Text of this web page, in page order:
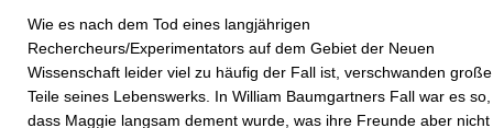
Wie es nach dem Tod eines langjährigen
Rechercheurs/Experimentators auf dem Gebiet der Neuen
Wissenschaft leider viel zu häufig der Fall ist, verschwanden große
Teile seines Lebenswerks. In William Baumgartners Fall war es so,
dass Maggie langsam dement wurde, was ihre Freunde aber nicht